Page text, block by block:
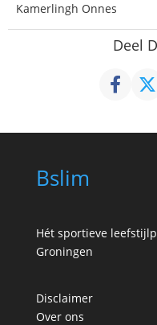
Kamerlingh Onnes
Deel
Bslim
Hét sportieve
Groningen
Disclaimer
Over ons